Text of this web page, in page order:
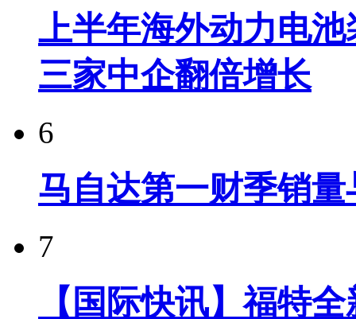
上半年海外动力电
三家中企翻倍增长
6
马自达第一财季销
7
【国际快讯】福特